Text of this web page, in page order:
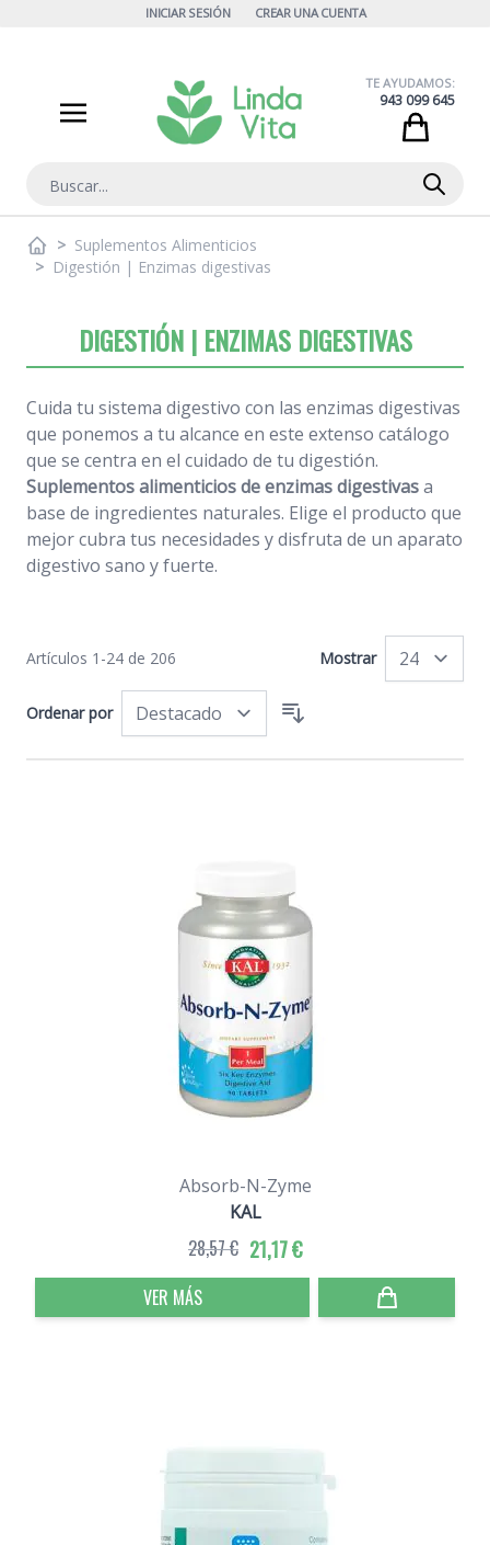
INICIAR SESIÓN CREAR UNA CUENTA
Buscar
TE AYUDAMOS:
943 099 645
> Suplementos Alimenticios
> Digestión | Enzimas digestivas
DIGESTIÓN | ENZIMAS DIGESTIVAS
Cuida tu sistema digestivo con las enzimas digestivas
que ponemos a tu alcance en este extenso catálogo
que se centra en el cuidado de tu digestión.
Suplementos alimenticios de enzimas digestivasa
base de ingredientes naturales. Elige el producto que
mejor cubra tus necesidades y disfruta de un aparato
digestivo sano y fuerte.
Ordenar por
Artículos 1 -24 de 206 Mostrar
Absorb-N-Zyme
KAL
21,17 €
28,57 €
VER MÁS